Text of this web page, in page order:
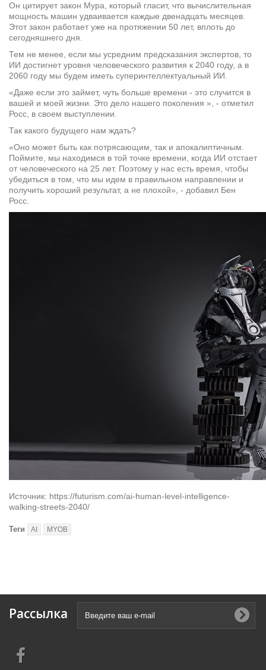
Он цитирует закон Мура, который гласит, что вычислительная
мощность машин удваивается каждые двенадцать месяцев.
Этот закон работает уже на протяжении 50 лет, вплоть до
сегодняшнего дня.
Тем не менее, если мы усредним предсказания экспертов, то
ИИ достигнет уровня человеческого развития к 2040 году, а в
2060 году мы будем иметь суперинтеллектуальный ИИ.
«Даже если это займет, чуть больше времени - это случится в
вашей и моей жизни. Это дело нашего поколения », - отметил
Росс, в своем выступлении.
Так какого будущего нам ждать?
«Оно может быть как потрясающим, так и апокалиптичным.
Поймите, мы находимся в той точке времени, когда ИИ отстает
от человеческого на 25 лет. Поэтому у нас есть время, чтобы
убедиться в том, что мы идем в правильном направлении и
получить хороший результат, а не плохой», - добавил Бен
Росс.
Источник: https://futurism.com/ai-human-level-intelligence-
walking-streets-2040/
Теги AI MYOB
Рассылка